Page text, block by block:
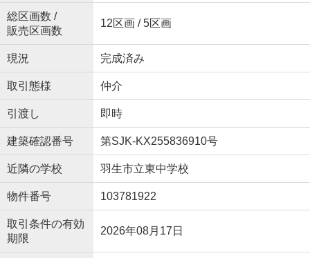
総区画数 /
販売区画数
12区画 / 5区画
現況 完成済み
取引態様 仲介
引渡し 即時
建築確認番号 第SJK-KX255836910号
近隣の学校 羽生市立東中学校
物件番号 103781922
取引条件の有効
期限
2026年08月17日